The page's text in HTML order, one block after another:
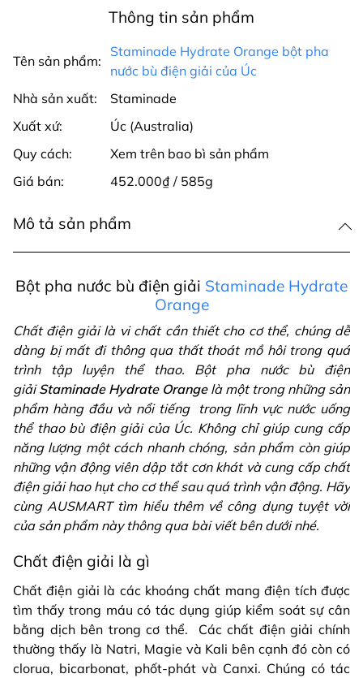
Thông tin sản phẩm
Tên sản phẩm:
Staminade Hydrate Orange bột pha
nước bù điện giải của Úc
Nhà sản xuất:
Staminade
Xuất xứ:
Úc (Australia)
Quy cách:
Xem trên bao bì sản phẩm
Giá bán:
452.000₫ / 585g
Mô tả sản phẩm
Bột pha nước bù điện giải Staminade Hydrate
Orange
Chất điện giải là vi chất cần thiết cho cơ thể, chúng dễ
dàng bị mất đi thông qua thất thoát mồ hôi trong quá
trình tập luyện thể thao. Bột pha nước bù điện
giảiStaminade Hydrate Orangelà một trong những sản
phẩm hàng đầu và nổi tiếng trong lĩnh vực nước uống
thể thao bù điện giải của Úc. Không chỉ giúp cung cấp
năng lượng một cách nhanh chóng, sản phẩm còn giúp
những vận động viên dập tắt cơn khát và cung cấp chất
điện giải hao hụt cho cơ thể sau quá trình vận động. Hãy
cùng AUSMART tìm hiểu thêm về công dụng tuyệt vời
của sản phẩm này thông qua bài viết bên dưới nhé.
Chất điện giải là gì
Chất điện giải là các khoáng chất mang điện tích được
tìm thấy trong máu có tác dụng giúp kiểm soát sự cân
bằng dịch bên trong cơ thể. Các chất điện giải chính
thường thấy là Natri, Magie và Kali bên cạnh đó còn có
clorua, bicarbonat, phốt-phát và Canxi. Chúng có tác